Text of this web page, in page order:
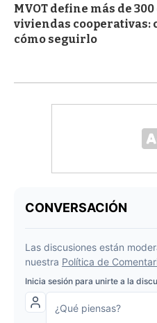
MVOT define más de
viviendas cooperativas:
cómo seguirlo